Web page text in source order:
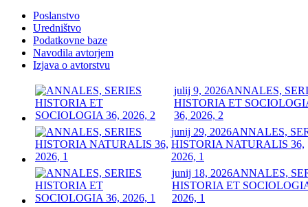
Poslanstvo
Uredništvo
Podatkovne baze
Navodila avtorjem
Izjava o avtorstvu
julij 9, 2026ANNALES,
HISTORIA ET
36, 2026, 2
junij 29, 2026ANNALES,
HISTORIA NATURALIS 36,
2026, 1
junij 18, 2026ANNALES,
HISTORIA ET
2026, 1